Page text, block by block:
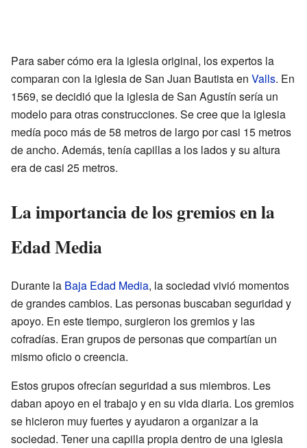
Para saber cómo era la iglesia original, los expertos la
comparan con la iglesia de San Juan Bautista en Valls. En
1569, se decidió que la iglesia de San Agustín sería un
modelo para otras construcciones. Se cree que la iglesia
medía poco más de 58 metros de largo por casi 15 metros
de ancho. Además, tenía capillas a los lados y su altura
era de casi 25 metros.
La importancia de los gremios en la
Edad Media
Durante la Baja Edad Media, la sociedad vivió momentos
de grandes cambios. Las personas buscaban seguridad y
apoyo. En este tiempo, surgieron los gremios y las
cofradías. Eran grupos de personas que compartían un
mismo oficio o creencia.
Estos grupos ofrecían seguridad a sus miembros. Les
daban apoyo en el trabajo y en su vida diaria. Los gremios
se hicieron muy fuertes y ayudaron a organizar a la
sociedad. Tener una capilla propia dentro de una iglesia